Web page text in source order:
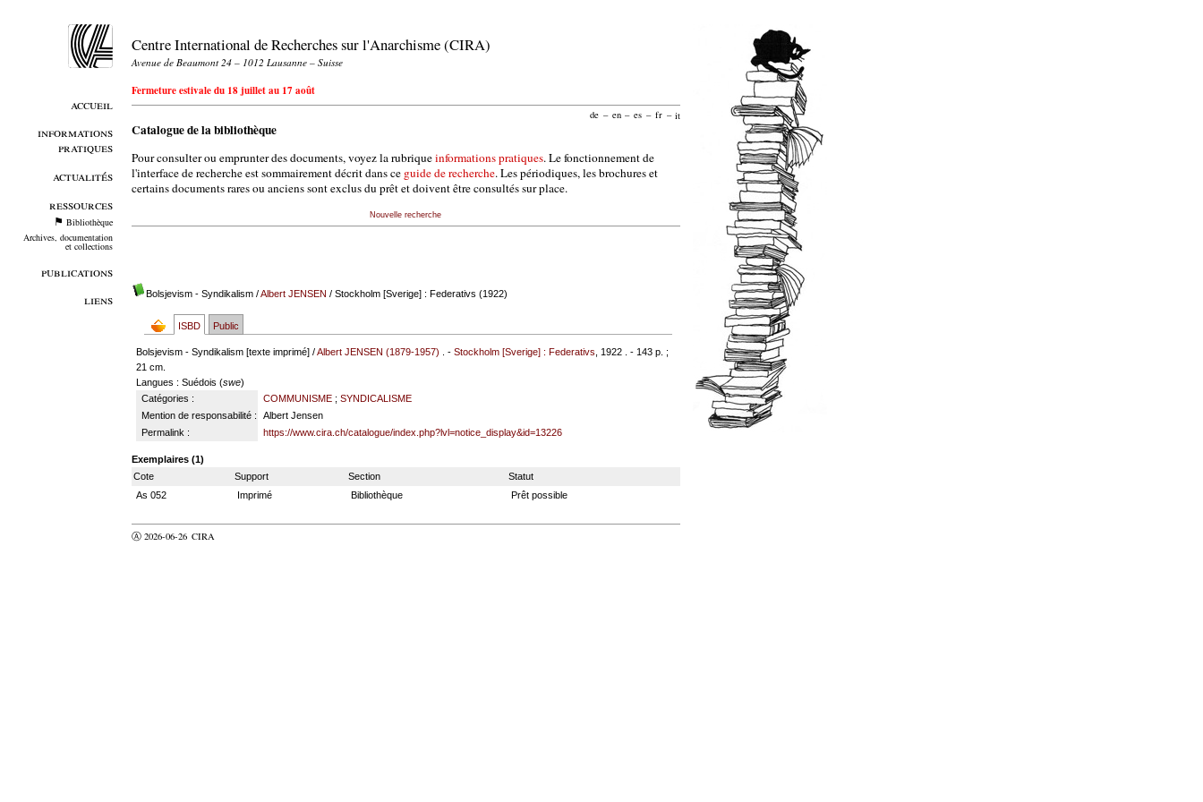
accueil
informations
pratiques
actualités
ressources
Bibliothèque
Archives, documentation
et collections
publications
liens
Centre International de Recherches sur l'Anarchisme (CIRA)
Avenue de Beaumont 24 – 1012 Lausanne – Suisse
Fermeture estivale du 18 juillet au 17 août
de – en – es – fr – it
Catalogue de la bibliothèque
Pour consulter ou emprunter des documents, voyez la rubriqueinformations pratiques. Le fonctionnement de
l'interface de recherche est sommairement décrit dans ce guide de recherche. Les périodiques, les brochures et
certains documents rares ou anciens sont exclus du prêt et doivent être consultés sur place.
Nouvelle recherche
Bolsjevism - Syndikalism/Albert JENSEN / Stockholm [Sverige] : Federativs (1922)
ISBD Public
Bolsjevism - Syndikalism [texte imprimé] /Albert JENSEN (1879-1957) . -Stockholm [Sverige] : Federativs
, 1922 . - 143 p. ;
21 cm.
Langues : Suédois (swe)
Catégories :
COMMUNISME; SYNDICALISME
Mention de responsabilité :
Albert Jensen
Permalink :
https://www.cira.ch/catalogue/index.php?lvl=notice_display&id=13226
Exemplaires (1)
Cote
Support Section
Statut
As 052
Imprimé Bibliothèque Prêt possible
Ⓐ 2026-06-26 CIRA